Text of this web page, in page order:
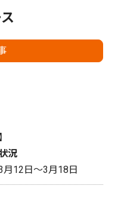
況
12日〜3月18日